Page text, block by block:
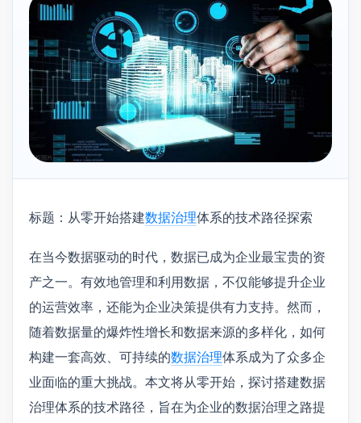
标题：从零开始搭建数据治理体系的技术路径探索
在当今数据驱动的时代，数据已成为企业最宝贵的资
产之一。有效地管理和利用数据，不仅能够提升企业
的运营效率，还能为企业决策提供有力支持。然而，
随着数据量的爆炸性增长和数据来源的多样化，如何
构建一套高效、可持续的数据治理体系成为了众多企
业面临的重大挑战。本文将从零开始，探讨搭建数据
治理体系的技术路径，旨在为企业的数据治理之路提